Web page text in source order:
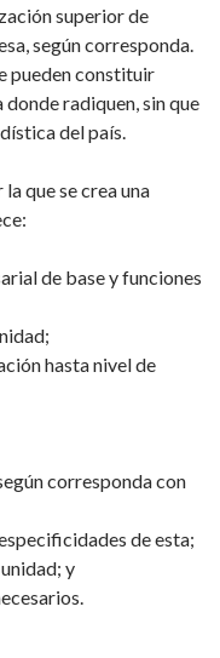
superior de
según corresponda.
pueden constituir
radiquen, sin que
del país.
que se crea una
de base y funciones
hasta nivel de
corresponda con
de esta;
y